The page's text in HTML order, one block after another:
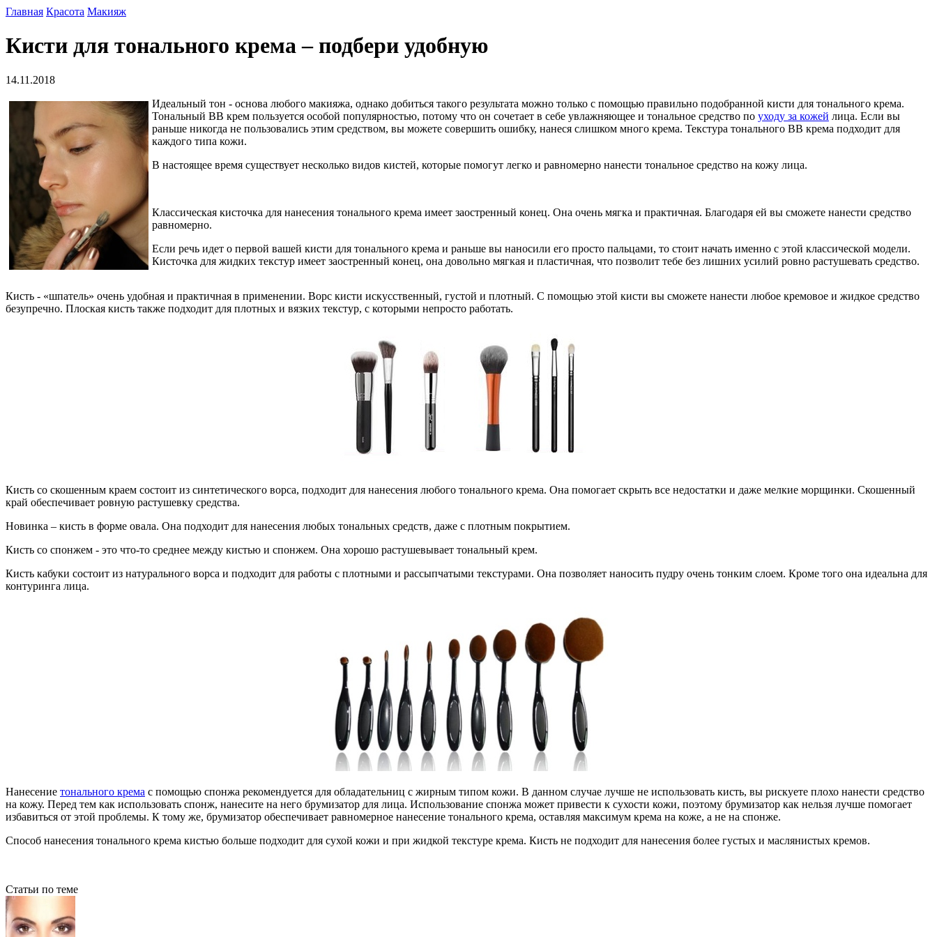
Главная Красота Макияж
Кисти для тонального крема – подбери удобную
14.11.2018
Идеальный тон - основа любого макияжа, однако добиться такого результата можно только с помощью правильно подобранной кисти для тонального крема.
Тональный ВВ крем пользуется особой популярностью, потому что он сочетает в себе увлажняющее и тональное средство по уходу за кожей лица. Если вы
раньше никогда не пользовались этим средством, вы можете совершить ошибку, нанеся слишком много крема. Текстура тонального ВВ крема подходит для
каждого типа кожи.
В настоящее время существует несколько видов кистей, которые помогут легко и равномерно нанести тональное средство на кожу лица.
Классическая кисточка для нанесения тонального крема имеет заостренный конец. Она очень мягка и практичная. Благодаря ей вы сможете нанести средство
равномерно.
Если речь идет о первой вашей кисти для тонального крема и раньше вы наносили его просто пальцами, то стоит начать именно с этой классической модели.
Кисточка для жидких текстур имеет заостренный конец, она довольно мягкая и пластичная, что позволит тебе без лишних усилий ровно растушевать средство.
Кисть - «шпатель» очень удобная и практичная в применении. Ворс кисти искусственный, густой и плотный. С помощью этой кисти вы сможете нанести любое кремовое и жидкое средство
безупречно. Плоская кисть также подходит для плотных и вязких текстур, с которыми непросто работать.
Кисть со скошенным краем состоит из синтетического ворса, подходит для нанесения любого тонального крема. Она помогает скрыть все недостатки и даже мелкие морщинки. Скошенный
край обеспечивает ровную растушевку средства.
Новинка – кисть в форме овала. Она подходит для нанесения любых тональных средств, даже с плотным покрытием.
Кисть со спонжем - это что-то среднее между кистью и спонжем. Она хорошо растушевывает тональный крем.
Кисть кабуки состоит из натурального ворса и подходит для работы с плотными и рассыпчатыми текстурами. Она позволяет наносить пудру очень тонким слоем. Кроме того она идеальна для
контуринга лица.
Нанесение тонального крема с помощью спонжа рекомендуется для обладательниц с жирным типом кожи. В данном случае лучше не использовать кисть, вы рискуете плохо нанести средство
на кожу. Перед тем как использовать спонж, нанесите на него брумизатор для лица. Использование спонжа может привести к сухости кожи, поэтому брумизатор как нельзя лучше помогает
избавиться от этой проблемы. К тому же, брумизатор обеспечивает равномерное нанесение тонального крема, оставляя максимум крема на коже, а не на спонже.
Способ нанесения тонального крема кистью больше подходит для сухой кожи и при жидкой текстуре крема. Кисть не подходит для нанесения более густых и маслянистых кремов.
Статьи по теме